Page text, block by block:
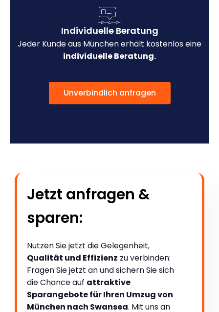
Individuelle Beratung
Jeder Kunde aus München erhält kostenlos eine
individuelle Beratung.
Unverbindlich anfragen
Jetzt anfragen &
sparen:
Nutzen Sie jetzt die Gelegenheit,
Qualität und Effizienz zu verbinden:
Fragen Sie jetzt an und sichern Sie sich
die Chance auf attraktive
Sparangebote für Ihren Umzug von
München nach Swansea. Mit uns an